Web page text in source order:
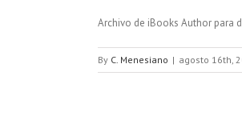
Archivo de iBooks Author para
By C. Menesiano | agosto 16th,